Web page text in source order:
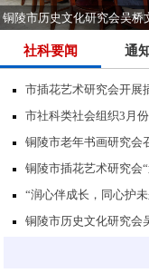
铜陵市历史文化研究会吴桥
社科要闻 通
市插花艺术研究会开展
市社科类社会组织3月
铜陵市老年书画研究会
铜陵市插花艺术研究会
“润心伴成长，同心护
铜陵市历史文化研究会